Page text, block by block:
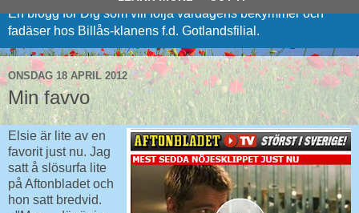
En blogg för Dig som vill följa vardagens bekymmer och
fadäser hos Billås-klanens f.d. Gotlandsfilial.
ONSDAG 18 APRIL 2012
Min favvo
Elsie är lite av en
favorit just nu. Jag
satt å slösurfa lite
på Aftonbladet och
hon satt bredvid.